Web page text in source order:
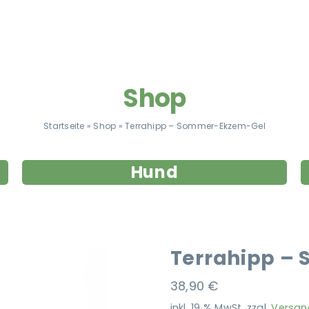
Shop
Startseite » Shop »Terrahipp – Sommer-Ekzem-Gel
Hund
Terrahipp –
38,90 €